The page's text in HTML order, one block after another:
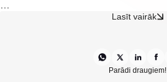
-Elektriski vadāmi sēdekļi.
-Automātiskā ātrumkārba.
Lasīt vairāk
Parādi draugiem!